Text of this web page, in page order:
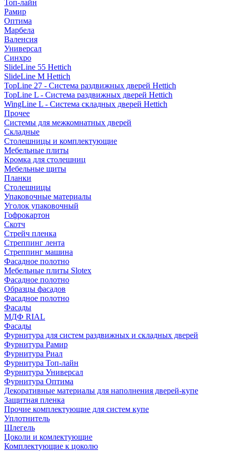
Топ-лайн
Рамир
Оптима
Марбела
Валенсия
Универсал
Синхро
SlideLine 55 Hettich
SlideLine M Hettich
TopLine 27 - Система раздвижных дверей Hettich
TopLine L - Система раздвижных дверей Hettich
WingLine L - Система складных дверей Hettich
Прочее
Системы для межкомнатных дверей
Складные
Столешницы и комплектующие
Мебельные плиты
Кромка для столешниц
Мебельные щиты
Планки
Столешницы
Упаковочные материалы
Уголок упаковочный
Гофрокартон
Скотч
Стрейч пленка
Стреппинг лента
Стреппинг машина
Фасадное полотно
Мебельные плиты Slotex
Фасадное полотно
Образцы фасадов
Фасадное полотно
Фасады
МДФ RIAL
Фасады
Фурнитура для систем раздвижных и складных дверей
Фурнитура Рамир
Фурнитура Риал
Фурнитура Топ-лайн
Фурнитура Универсал
Фурнитура Оптима
Декоративные материалы для наполнения дверей-купе
Защитная пленка
Прочие комплектующие для систем купе
Уплотнитель
Шлегель
Цоколи и комлектующие
Комплектующие к цоколю